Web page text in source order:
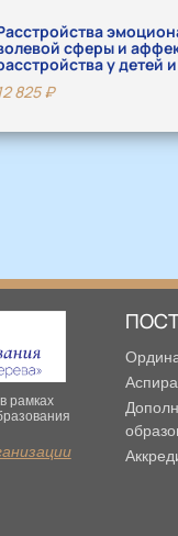
сферы и
у детей
12 825₽
рамках